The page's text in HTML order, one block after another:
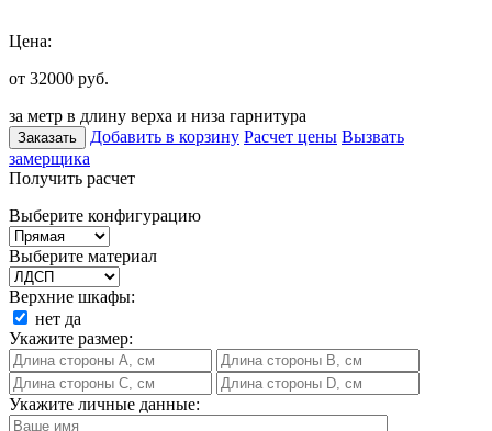
Цена:
от 32000 руб.
за метр в длину верха и низа гарнитура
Заказать Добавить в корзину Расчет цены Вызвать
замерщика
Получить расчет
Выберите конфигурацию
Выберите материал
Верхние шкафы:
нет да
Укажите размер:
Укажите личные данные: